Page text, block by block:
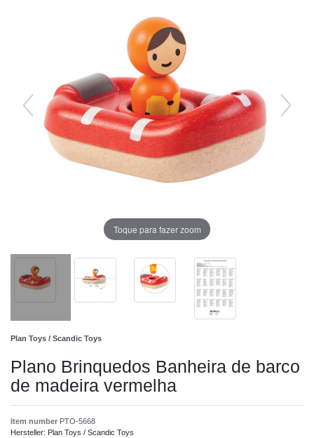
Toque para fazer zoom
Plan Toys / Scandic Toys
Plano Brinquedos Banheira de barco
de madeira vermelha
Item number PTO-5668
Hersteller: Plan Toys / Scandic Toys